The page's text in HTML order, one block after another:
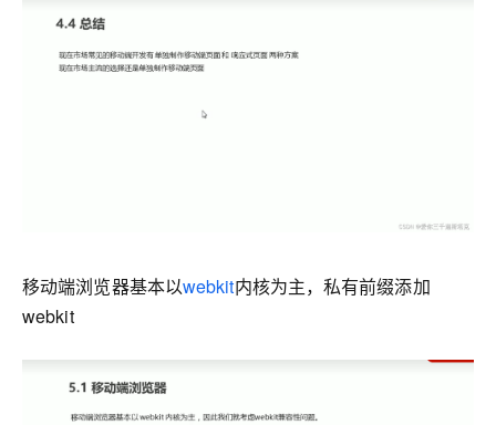
移动端浏览器基本以webkit内核为主，私有前缀添加
webkit